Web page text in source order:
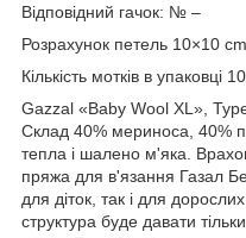
Відповідний гачок: № –
Розрахунок петель 10×10
Кількість мотків в упаковці 10
Gazzal «Baby Wool XL»,
Склад 40% мериноса, 40%
тепла і шалено м'яка.
пряжа для в'язання Газал
для діток, так і для
структура буде давати